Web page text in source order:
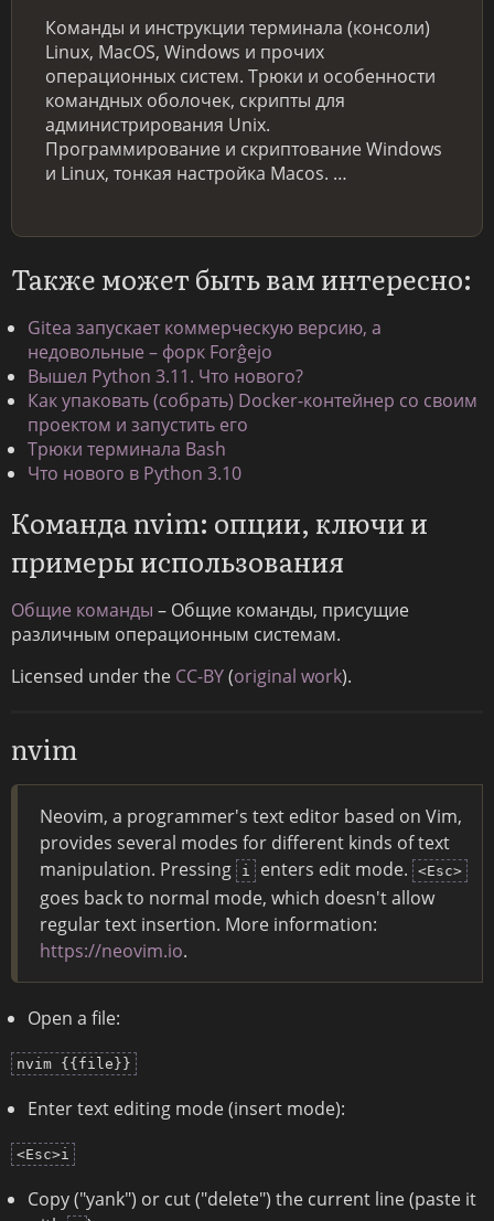
Команды и инструкции терминала (консоли)
Linux, MacOS, Windows и прочих
операционных систем. Трюки и особенности
командных оболочек, скрипты для
администрирования Unix.
Программирование и скриптование Windows
и Linux, тонкая настройка Macos. …
Также может быть вам интересно:
Gitea запускает коммерческую версию, а
недовольные – форк Forĝejo
Вышел Python 3.11. Что нового?
Как упаковать (собрать) Docker-контейнер со своим
проектом и запустить его
Трюки терминала Bash
Что нового в Python 3.10
Команда nvim: опции, ключи и
примеры использования
Общие команды – Общие команды, присущие
различным операционным системам.
Licensed under the CC-BY(original work).
nvim
Neovim, a programmer's text editor based on Vim,
provides several modes for different kinds of text
manipulation. Pressing
i enters edit mode. <Esc>
goes back to normal mode, which doesn't allow
regular text insertion. More information:
https://neovim.io.
Open a file:
nvim {{file}}
Enter text editing mode (insert mode):
<Esc>i
Copy ("yank") or cut ("delete") the current line (paste it